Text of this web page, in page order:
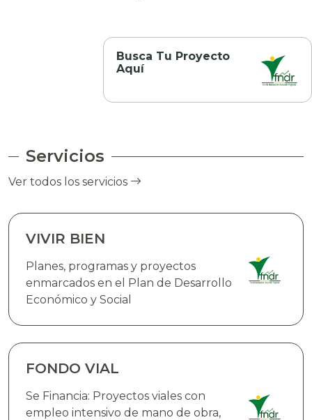
Busca Tu Proyecto
Aquí
Servicios
Ver todos los servicios
VIVIR BIEN
Planes, programas y proyectos
enmarcados en el Plan de Desarrollo
Económico y Social
FONDO VIAL
Se Financia: Proyectos viales con
empleo intensivo de mano de obra,